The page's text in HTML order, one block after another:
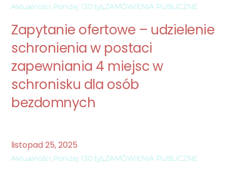
Aktualności,Poniżej 130 tyś,ZAMÓWIENIA PUBLICZNE
Zapytanie ofertowe – udzielenie
schronienia w postaci
zapewniania 4 miejsc w
schronisku dla osób
bezdomnych
listopad 25,2025
Aktualności,Poniżej 130 tyś,ZAMÓWIENIA PUBLICZNE